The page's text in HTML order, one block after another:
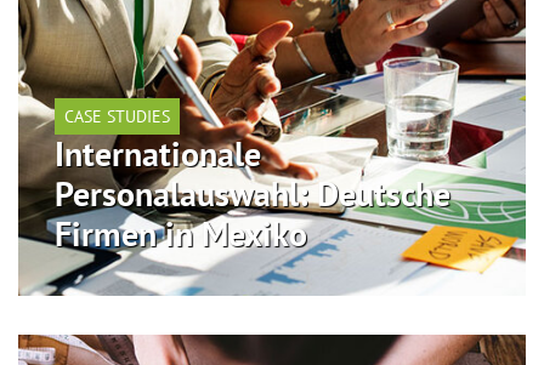
CASE STUDIES
Internationale
Personalauswahl: Deutsche
Firmen in Mexiko